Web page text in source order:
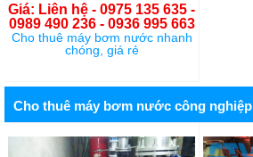
Giá: Liên hệ - 0975 135 635 -
0989 490 236 - 0936 995 663
Cho thuê máy bơm nước nhanh
chóng, giá rẻ
Cho thuê máy bơm nước công nghiệp